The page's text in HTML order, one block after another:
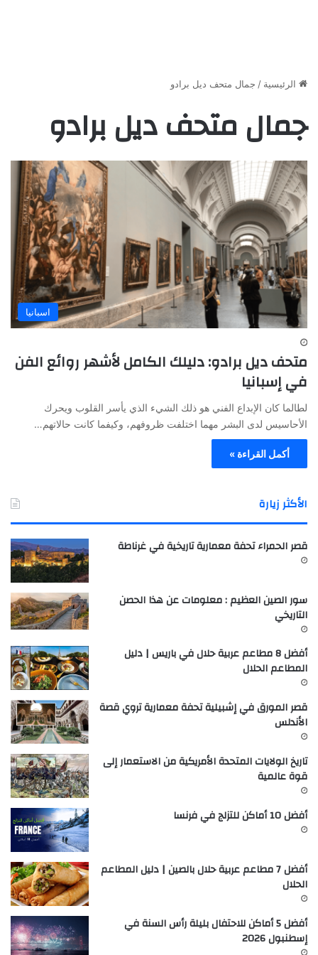
الرئيسية / جمال متحف ديل برادو
جمال متحف ديل برادو
اسبانيا
متحف ديل برادو: دليلك الكامل لأشهر روائع الفن
في إسبانيا
لطالما كان الإبداع الفني هو ذلك الشيء الذي يأسر القلوب ويحرك
الأحاسيس لدى البشر مهما اختلفت ظروفهم، وكيفما كانت حالاتهم…
أكمل القراءة »
الأكثر زيارة
قصر الحمراء تحفة معمارية تاريخية في غرناطة
سور الصين العظيم : معلومات عن هذا الحصن
التاريخي
أفضل 8 مطاعم عربية حلال في باريس | دليل
المطاعم الحلال
قصر المورق في إشبيلية تحفة معمارية تروي قصة
الأندلس
تاريخ الولايات المتحدة الأمريكية من الاستعمار إلى
قوة عالمية
أفضل 10 أماكن للتزلج في فرنسا
أفضل 7 مطاعم عربية حلال بالصين | دليل المطاعم
الحلال
أفضل 5 أماكن للاحتفال بليلة رأس السنة في
إسطنبول 2026